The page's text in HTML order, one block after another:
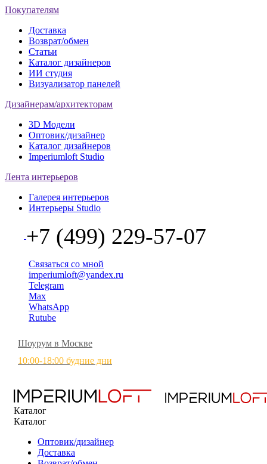
Покупателям
Доставка
Возврат/обмен
Статьи
Каталог дизайнеров
ИИ студия
Визуализатор панелей
Дизайнерам/архитекторам
3D Модели
Оптовик/дизайнер
Каталог дизайнеров
Imperiumloft Studio
Лента интерьеров
Галерея интерьеров
Интерьеры Studio
+7 (499) 229-57-07
Связаться со мной
imperiumloft@yandex.ru
Telegram
Max
WhatsApp
Rutube
Шоурум в Москве
10:00-18:00 будние дни
Каталог
Каталог
Оптовик/дизайнер
Доставка